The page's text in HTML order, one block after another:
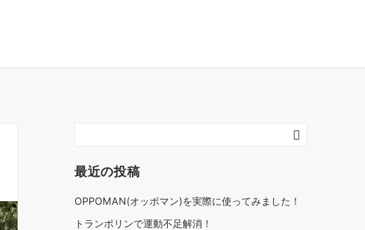
最近の投稿
OPPOMAN(オッポマン)を実際に使ってみました！
トランポリンで運動不足解消！